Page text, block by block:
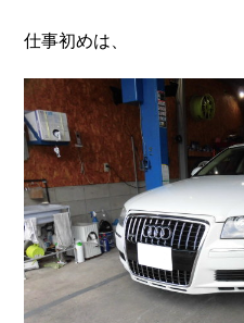
仕事初めは、